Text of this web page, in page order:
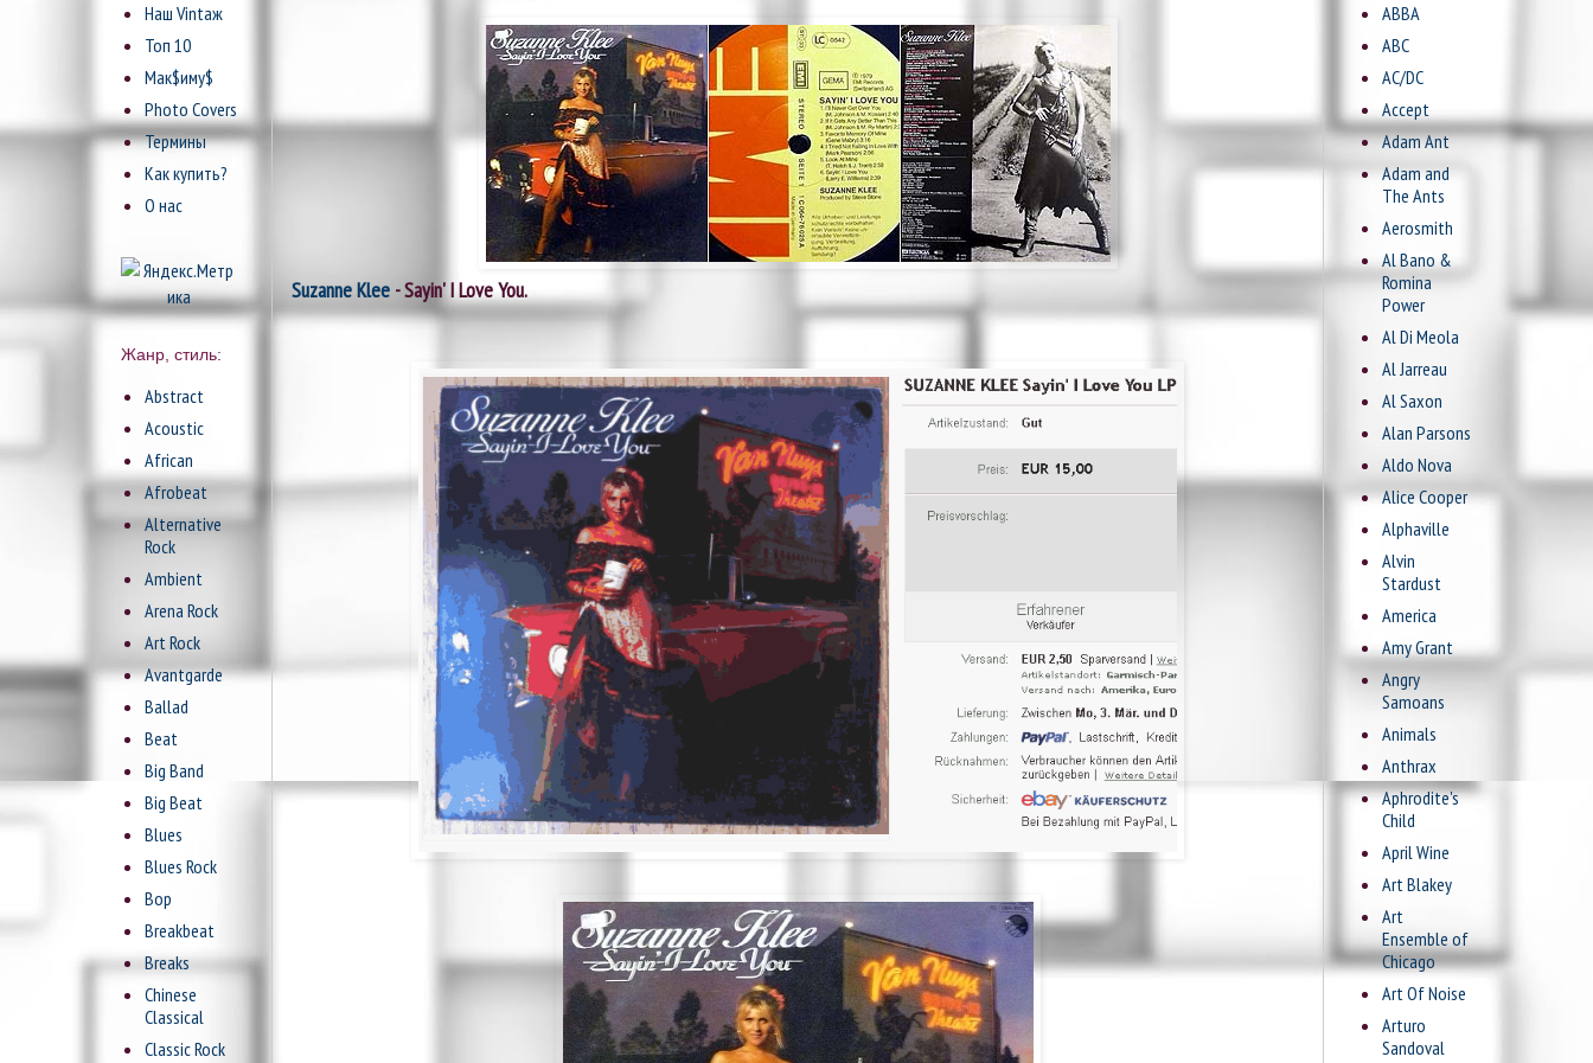
Suzanne Klee - Sayin' I Love You.
Наш Vintaж
Топ 10
Мак$иму$
Photo Covers
Термины
Как купить?
О нас
Жанр, стиль:
Abstract
Acoustic
African
Afrobeat
Alternative
Rock
Ambient
Arena Rock
Art Rock
Avantgarde
Ballad
Beat
Big Band
Big Beat
Blues
Blues Rock
Bop
Breakbeat
Breaks
Chinese
Classical
Classic Rock
ABBA
ABC
AC/DC
Accept
Adam Ant
Adam and
The Ants
Aerosmith
Al Bano &
Romina
Power
Al Di Meola
Al Jarreau
Al Saxon
Alan Parsons
Aldo Nova
Alice Cooper
Alphaville
Alvin
Stardust
America
Amy Grant
Angry
Samoans
Animals
Anthrax
Aphrodite's
Child
April Wine
Art Blakey
Art
Ensemble of
Chicago
Art Of Noise
Arturo
Sandoval